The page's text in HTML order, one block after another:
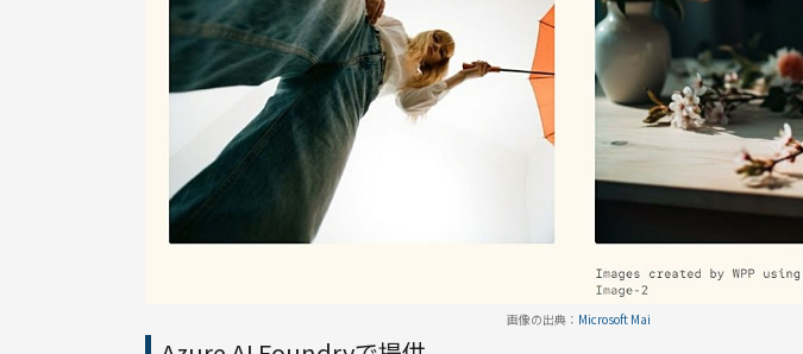
画像の出典： Microsoft Mai